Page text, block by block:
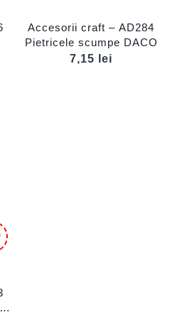
Accesorii craft – AD284
Pietricele scumpe DACO
7,15
lei